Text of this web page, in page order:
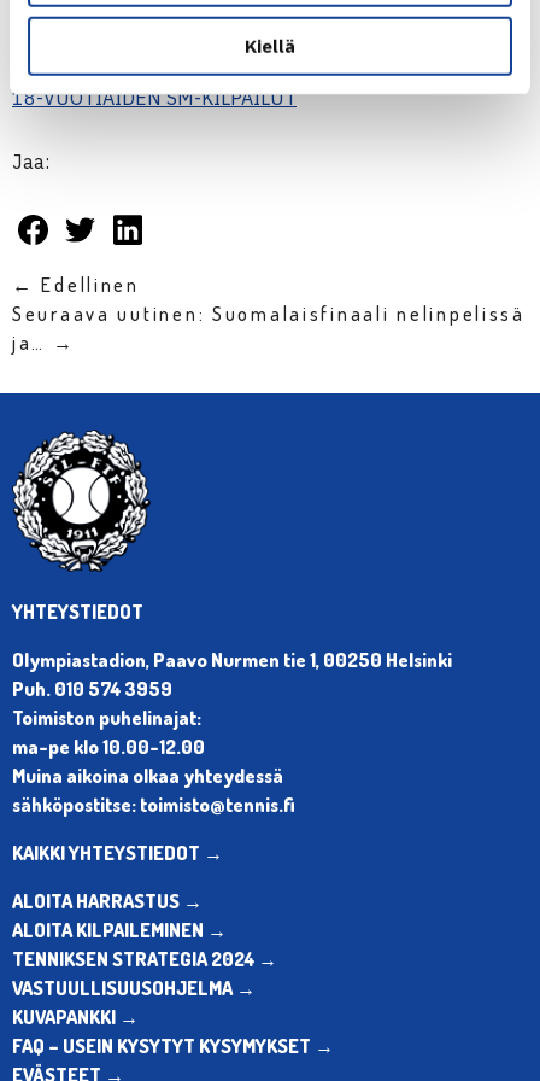
Kiellä
18-VUOTIAIDEN SM-KILPAILUT
Jaa:
← Edellinen
Seuraava uutinen: Suomalaisfinaali nelinpelissä
ja… →
YHTEYSTIEDOT
Olympiastadion, Paavo Nurmen tie 1, 00250 Helsinki
Puh. 010 574 3959
Toimiston puhelinajat:
ma-pe klo 10.00-12.00
Muina aikoina olkaa yhteydessä
sähköpostitse: toimisto@tennis.fi
KAIKKI YHTEYSTIEDOT →
ALOITA HARRASTUS →
ALOITA KILPAILEMINEN →
TENNIKSEN STRATEGIA 2024 →
VASTUULLISUUSOHJELMA →
KUVAPANKKI →
FAQ – USEIN KYSYTYT KYSYMYKSET →
EVÄSTEET →